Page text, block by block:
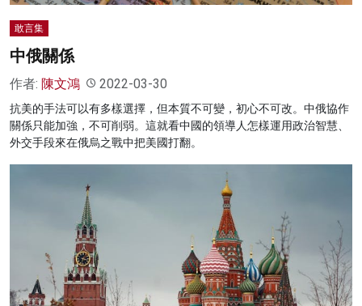
敢言集
中俄關係
作者: 陳文鴻 2022-03-30
抗美的手法可以有多樣選擇，但本質不可變，初心不可改。中俄協作
關係只能加強，不可削弱。這就看中國的領導人怎樣運用政治智慧、
外交手段來在俄烏之戰中把美國打翻。